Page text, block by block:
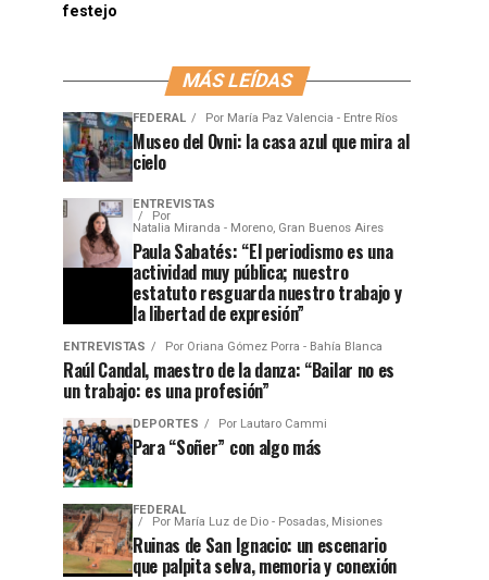
festejo
MÁS LEÍDAS
FEDERAL Por María Paz Valencia - Entre Ríos
Museo del Ovni: la casa azul que mira al
cielo
ENTREVISTAS
Por
Natalia Miranda - Moreno, Gran Buenos Aires
Paula Sabatés: “El periodismo es una
actividad muy pública; nuestro
estatuto resguarda nuestro trabajo y
la libertad de expresión”
ENTREVISTAS Por Oriana Gómez Porra - Bahía Blanca
Raúl Candal, maestro de la danza: “Bailar no es
un trabajo: es una profesión”
DEPORTES Por Lautaro Cammi
Para “Soñer” con algo más
FEDERAL
Por María Luz de Dio - Posadas, Misiones
Ruinas de San Ignacio: un escenario
que palpita selva, memoria y conexión